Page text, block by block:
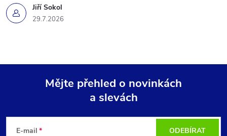
Jiří Sokol
29.7.2026
Mějte přehled o novinkách
a slevách
E-mail ODEBÍRAT